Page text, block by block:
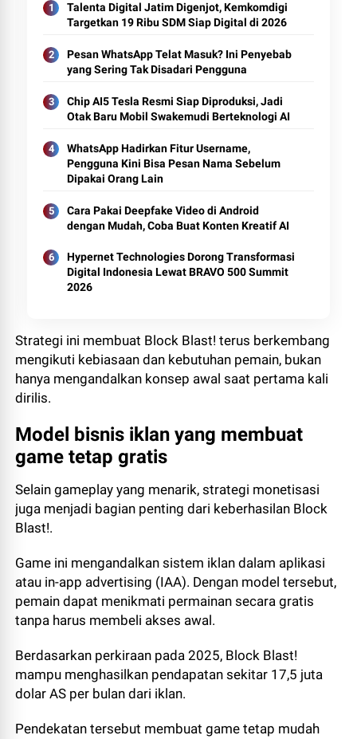
Talenta Digital Jatim Digenjot, Kemkomdigi
Targetkan 19 Ribu SDM Siap Digital di 2026
Pesan WhatsApp Telat Masuk? Ini Penyebab
yang Sering Tak Disadari Pengguna
Chip AI5 Tesla Resmi Siap Diproduksi, Jadi
Otak Baru Mobil Swakemudi Berteknologi AI
WhatsApp Hadirkan Fitur Username,
Pengguna Kini Bisa Pesan Nama Sebelum
Dipakai Orang Lain
Cara Pakai Deepfake Video di Android
dengan Mudah, Coba Buat Konten Kreatif AI
Hypernet Technologies Dorong Transformasi
Digital Indonesia Lewat BRAVO 500 Summit
2026
Strategi ini membuat Block Blast! terus berkembang
mengikuti kebiasaan dan kebutuhan pemain, bukan
hanya mengandalkan konsep awal saat pertama kali
dirilis.
Model bisnis iklan yang membuat
game tetap gratis
Selain gameplay yang menarik, strategi monetisasi
juga menjadi bagian penting dari keberhasilan Block
Blast!.
Game ini mengandalkan sistem iklan dalam aplikasi
atau in-app advertising (IAA). Dengan model tersebut,
pemain dapat menikmati permainan secara gratis
tanpa harus membeli akses awal.
Berdasarkan perkiraan pada 2025, Block Blast!
mampu menghasilkan pendapatan sekitar 17,5 juta
dolar AS per bulan dari iklan.
Pendekatan tersebut membuat game tetap mudah